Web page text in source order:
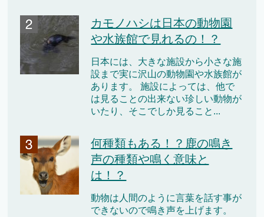
カモノハシは日本の動物園
や水族館で見れるの！？
日本には、大きな施設から小さな施
設まで実に沢山の動物園や水族館が
あります。 施設によっては、他で
は見ることの出来ない珍しい動物が
いたり、そこでしか見ること...
何種類もある！？鹿の鳴き
声の種類や鳴く意味と
は！？
動物は人間のように言葉を話す事が
できないので鳴き声を上げます。